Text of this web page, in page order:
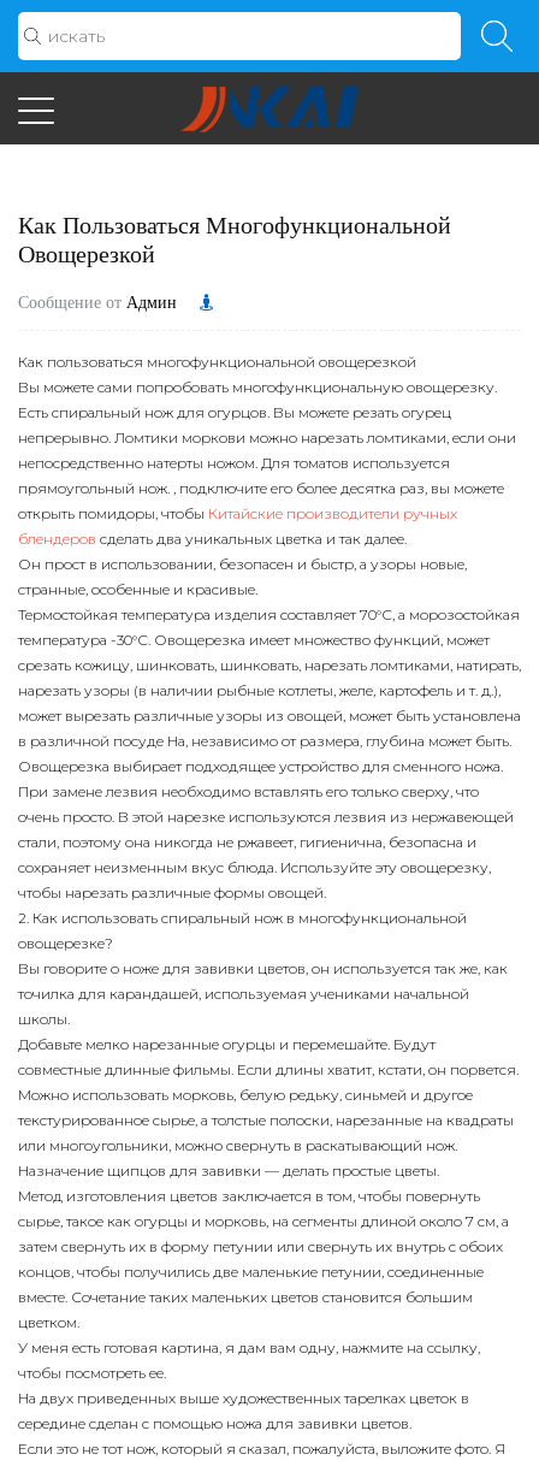
Как Пользоваться Многофункциональной
Овощерезкой
Сообщение от Админ
Как пользоваться многофункциональной овощерезкой
Вы можете сами попробовать многофункциональную овощерезку.
Есть спиральный нож для огурцов. Вы можете резать огурец
непрерывно. Ломтики моркови можно нарезать ломтиками, если они
непосредственно натерты ножом. Для томатов используется
прямоугольный нож. , подключите его более десятка раз, вы можете
открыть помидоры, чтобы Китайские производители ручных
блендеров сделать два уникальных цветка и так далее.
Он прост в использовании, безопасен и быстр, а узоры новые,
странные, особенные и красивые.
Термостойкая температура изделия составляет 70°С, а морозостойкая
температура -30°С. Овощерезка имеет множество функций, может
срезать кожицу, шинковать, шинковать, нарезать ломтиками, натирать,
нарезать узоры (в наличии рыбные котлеты, желе, картофель и т. д.),
может вырезать различные узоры из овощей, может быть установлена
​​в различной посуде На, независимо от размера, глубина может быть.
Овощерезка выбирает подходящее устройство для сменного ножа.
При замене лезвия необходимо вставлять его только сверху, что
очень просто. В этой нарезке используются лезвия из нержавеющей
стали, поэтому она никогда не ржавеет, гигиенична, безопасна и
сохраняет неизменным вкус блюда. Используйте эту овощерезку,
чтобы нарезать различные формы овощей.
2. Как использовать спиральный нож в многофункциональной
овощерезке?
Вы говорите о ноже для завивки цветов, он используется так же, как
точилка для карандашей, используемая учениками начальной
школы.
Добавьте мелко нарезанные огурцы и перемешайте. Будут
совместные длинные фильмы. Если длины хватит, кстати, он порвется.
Можно использовать морковь, белую редьку, синьмей и другое
текстурированное сырье, а толстые полоски, нарезанные на квадраты
или многоугольники, можно свернуть в раскатывающий нож.
Назначение щипцов для завивки — делать простые цветы.
Метод изготовления цветов заключается в том, чтобы повернуть
сырье, такое как огурцы и морковь, на сегменты длиной около 7 см, а
затем свернуть их в форму петунии или свернуть их внутрь с обоих
концов, чтобы получились две маленькие петунии, соединенные
вместе. Сочетание таких маленьких цветов становится большим
цветком.
У меня есть готовая картина, я дам вам одну, нажмите на ссылку,
чтобы посмотреть ее.
На двух приведенных выше художественных тарелках цветок в
середине сделан с помощью ножа для завивки цветов.
Если это не тот нож, который я сказал, пожалуйста, выложите фото. Я